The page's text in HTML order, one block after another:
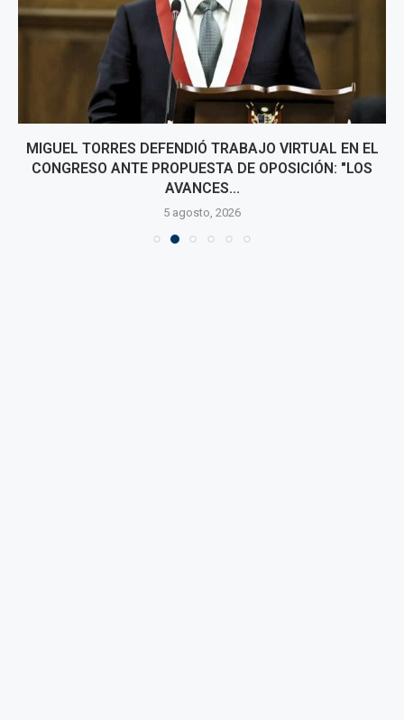
MIGUEL TORRES DEFENDIÓ TRABAJO VIRTUAL EN EL
CONGRESO ANTE PROPUESTA DE OPOSICIÓN: "LOS
AVANCES...
5 agosto, 2026